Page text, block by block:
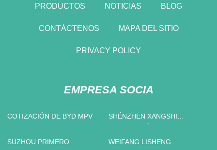
PRODUCTOS NOTICIAS BLOG
CONTÁCTENOS MAPA DEL SITIO
PRIVACY POLICY
EMPRESA SOCIA
COTIZACIÓN DE BYD MPV
SHÉNZHEN XANGSHI
SUZHOU PRIMERO
WEIFANG LISHENG